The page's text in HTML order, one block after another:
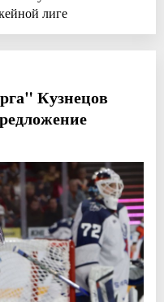
лиге
Кузнецов